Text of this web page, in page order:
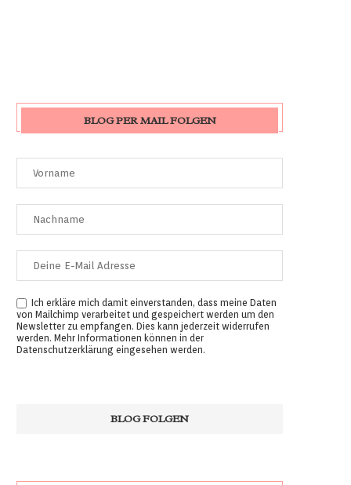
BLOG PER MAIL FOLGEN
Ich erkläre mich damit einverstanden, dass meine Daten
von Mailchimp verarbeitet und gespeichert werden um den
Newsletter zu empfangen. Dies kann jederzeit widerrufen
werden. Mehr Informationen können in der
Datenschutzerklärung eingesehen werden.